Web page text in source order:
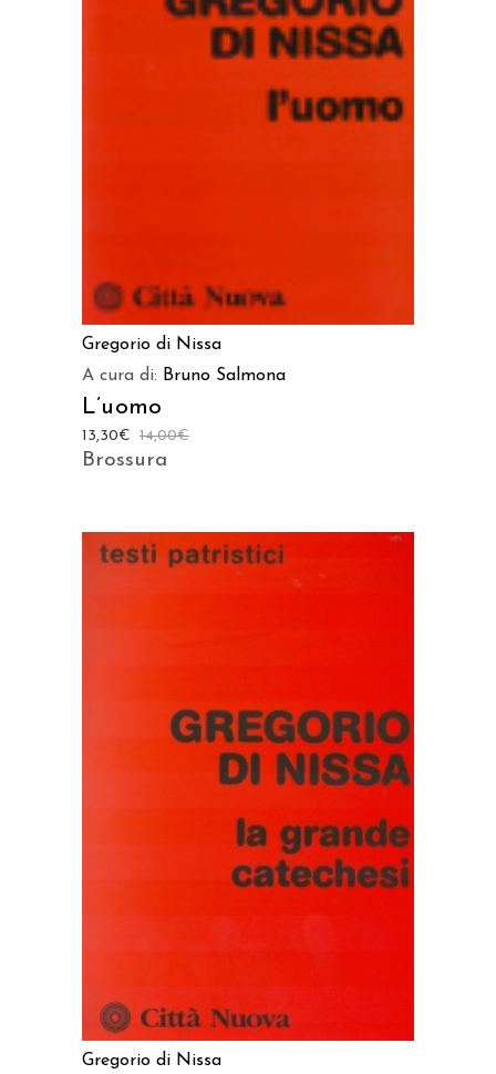
LEGGI TUTTO
Gregorio di Nissa
A cura di: Bruno Salmona
L’uomo
14,00€
13,30€
Brossura
AGGIUNGI AL CARRELLO
Gregorio di Nissa